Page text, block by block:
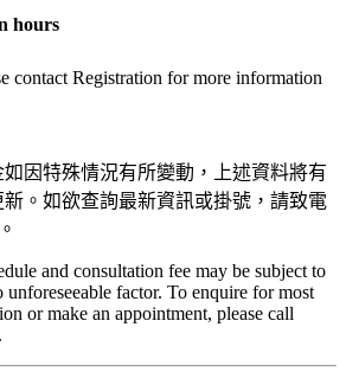
hours
contact Registration for more information
因特殊情況有所變動，上述資料將有
。如欲查詢最新資訊或掛號，請致電
and consultation fee may be subject to
unforeseeable factor. To enquire for most
or make an appointment, please call